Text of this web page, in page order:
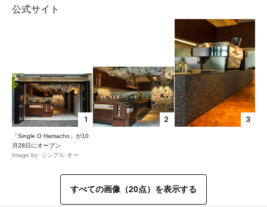
公式サイト
1
「Single O Hamacho」が10
月28日にオープン
Image by: シングル オー
2 3
すべての画像（20点）を表示する